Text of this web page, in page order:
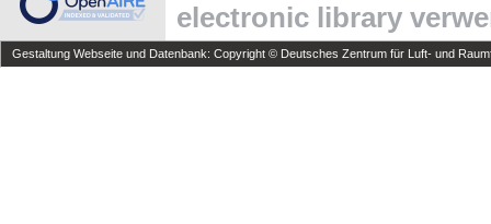
electronic library
Gestaltung Webseite und Datenbank: Copyright © Deutsches Zentrum für Luft- und